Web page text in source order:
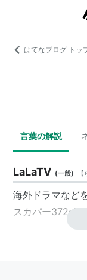
はてなブログ トッ
言葉の解説
LaLaTV (一般) 【
海外ドラマなど
スカパー372ch